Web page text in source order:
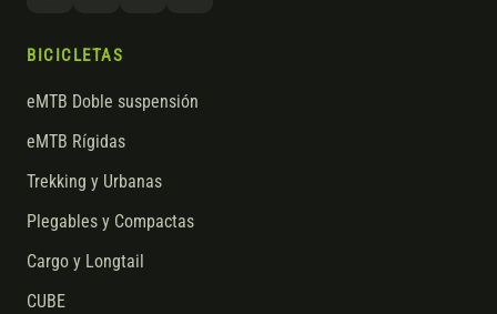
BICICLETAS
eMTB Doble suspensión
eMTB Rígidas
Trekking y Urbanas
Plegables y Compactas
Cargo y Longtail
CUBE